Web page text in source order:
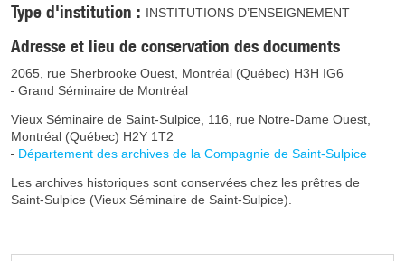
Type d'institution INSTITUTIONS D’ENSEIGNEMENT
Adresse et lieu de conservation des documents
2065, rue Sherbrooke Ouest, Montréal (Québec) H3H IG6
Grand Séminaire de Montréal
Vieux Séminaire de Saint-Sulpice, 116, rue Notre-Dame Ouest,
Montréal (Québec) H2Y 1T2
Département des archives de la Compagnie de Saint-Sulpice
Les archives historiques sont conservées chez les prêtres de
Saint-Sulpice (Vieux Séminaire de Saint-Sulpice).